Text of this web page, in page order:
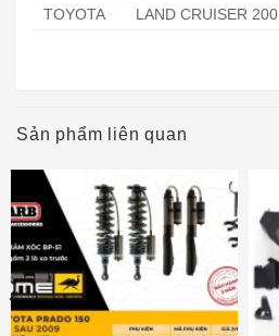
TOYOTA
LAND CRUISER 200
Sản phẩm liên quan